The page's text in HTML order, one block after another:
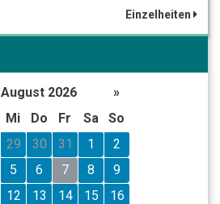
Einzelheiten
August 2026
»
Mi Do Fr Sa
So
29 30 31 1
2
5 6 7 8
9
12 13 14 15
16